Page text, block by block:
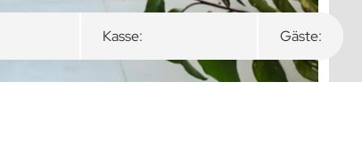
Kasse: Gäste: